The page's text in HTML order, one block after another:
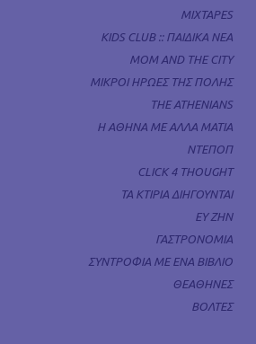
MIXTAPES
KIDS CLUB :: ΠΑΙΔΙΚΑ ΝΕΑ
MOM AND THE CITY
ΜΙΚΡΟΙ ΗΡΩΕΣ ΤΗΣ ΠΟΛΗΣ
THE ATHENIANS
Η ΑΘΗΝΑ ΜΕ ΑΛΛΑ ΜΑΤΙΑ
ΝΤΕΠΟΠ
CLICK 4 THOUGHT
ΤΑ ΚΤΙΡΙΑ ΔΙΗΓΟΥΝΤΑΙ
ΕΥ ΖΗΝ
ΓΑΣΤΡΟΝΟΜΙΑ
ΣΥΝΤΡΟΦΙΑ ΜΕ ΕΝΑ ΒΙΒΛΙΟ
ΘΕΑΘΗΝΕΣ
ΒΟΛΤΕΣ